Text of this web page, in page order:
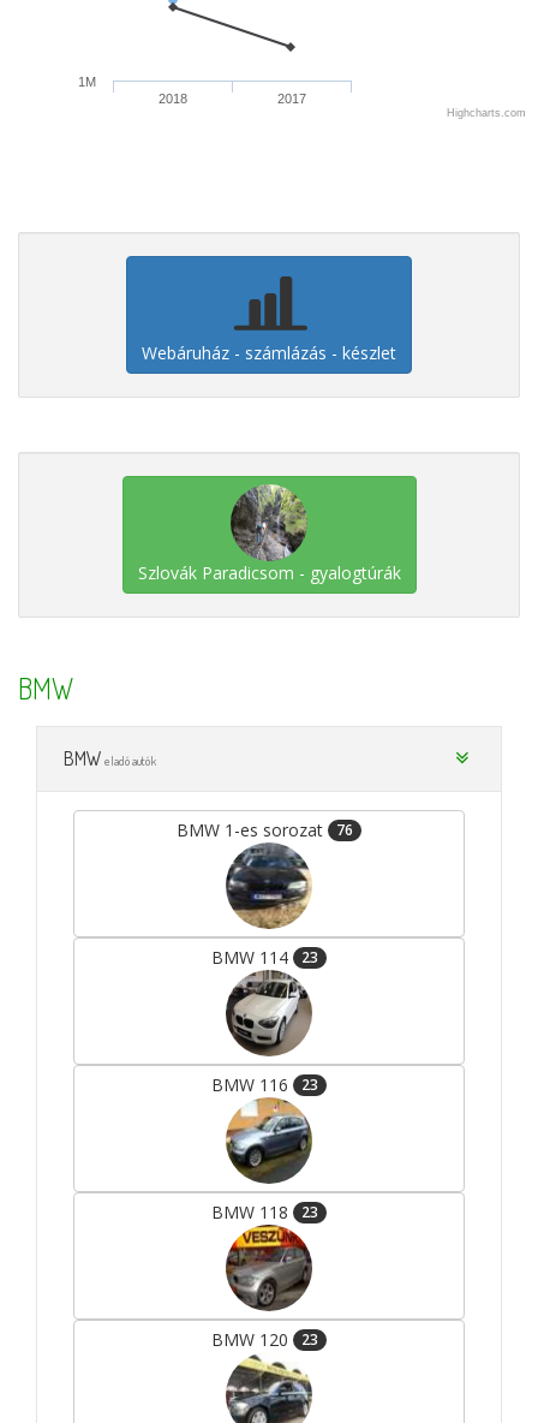
2018 2017
1M
Highcharts.com
Webáruház - számlázás - készlet
Szlovák Paradicsom - gyalogtúrák
BMW
BMW eladó autók
BMW 1-es sorozat 76
BMW 114 23
BMW 116 23
BMW 118 23
BMW 120 23